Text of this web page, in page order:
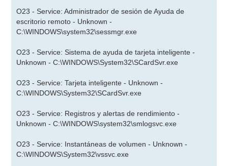
O23 - Service: Administrador de sesión de Ayuda de
escritorio remoto - Unknown -
C:\WINDOWS\system32\sessmgr.exe
O23 - Service: Sistema de ayuda de tarjeta inteligente -
Unknown - C:\WINDOWS\System32\SCardSvr.exe
O23 - Service: Tarjeta inteligente - Unknown -
C:\WINDOWS\System32\SCardSvr.exe
O23 - Service: Registros y alertas de rendimiento -
Unknown - C:\WINDOWS\system32\smlogsvc.exe
O23 - Service: Instantáneas de volumen - Unknown -
C:\WINDOWS\System32\vssvc.exe